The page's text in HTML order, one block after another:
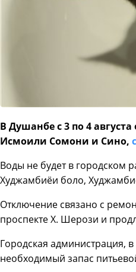
В Душанбе с 3 по 4
Исмоили Сомони и Сино,
Воды не будет в городском
Худжамбиёи боло,
Отключение связано с
проспекте Х. Шерози и
Городская администрация,
необходимый запас